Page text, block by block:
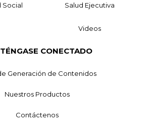
Social Salud Ejecutiva
Videos
CONECTADO
Generación de Contenidos
Nuestros Productos
Contáctenos